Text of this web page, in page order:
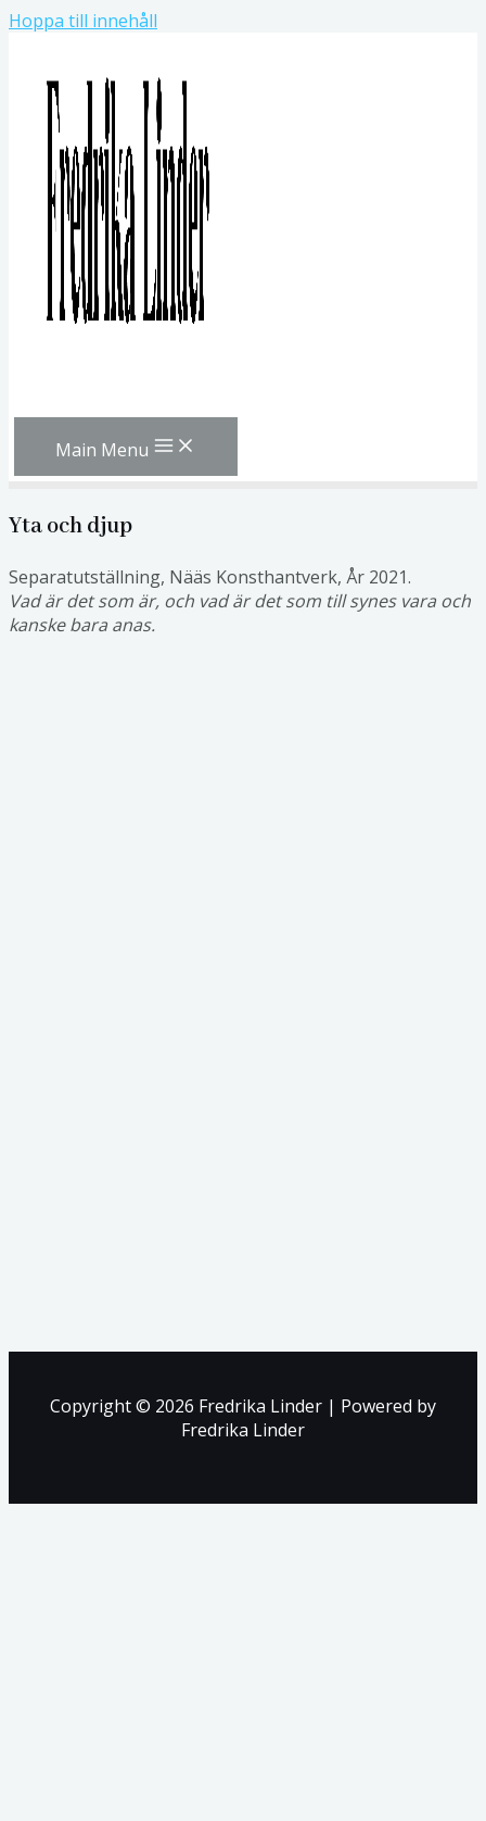
Hoppa till innehåll
Main Menu
Yta och djup
Separatutställning, Nääs Konsthantverk, År 2021.
Vad är det som är, och vad är det som till synes vara och
kanske bara anas.
Copyright © 2026 Fredrika Linder | Powered by
Fredrika Linder